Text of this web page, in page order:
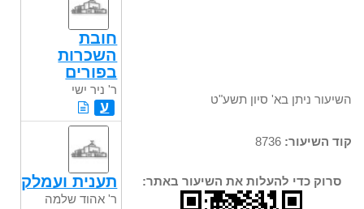
השיעור ניתן בא' סיון תשע"ט
קוד השיעור:
סרוק כדי להעלות את השיעור באתר:
חובת
השכרות
בפורים
ר' ניר ישי
ע
תענית ועמלק
ר' אהוד שלמה